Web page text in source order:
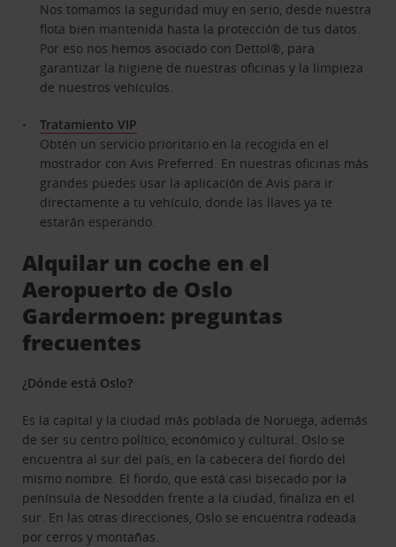
Nos tomamos la seguridad muy en serio, desde nuestra
flota bien mantenida hasta la protección de tus datos.
Por eso nos hemos asociado con Dettol®, para
garantizar la higiene de nuestras oficinas y la limpieza
de nuestros vehículos.
Tratamiento VIP
Obtén un servicio prioritario en la recogida en el
mostrador con Avis Preferred. En nuestras oficinas más
grandes puedes usar la aplicación de Avis para ir
directamente a tu vehículo, donde las llaves ya te
estarán esperando.
Alquilar un coche en el
Aeropuerto de Oslo
Gardermoen: preguntas
frecuentes
¿Dónde está Oslo?
Es la capital y la ciudad más poblada de Noruega, además
de ser su centro político, económico y cultural. Oslo se
encuentra al sur del país, en la cabecera del fiordo del
mismo nombre. El fiordo, que está casi bisecado por la
península de Nesodden frente a la ciudad, finaliza en el
sur. En las otras direcciones, Oslo se encuentra rodeada
por cerros y montañas.